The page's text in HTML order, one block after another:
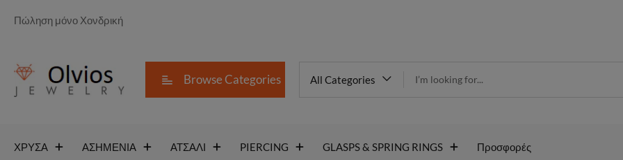
Πώληση μόνο Χονδρική
Browse Categories All Categories
ΧΡΥΣΑ ΑΣΗΜΕΝΙΑ ΑΤΣΑΛΙ PIERCING GLASPS & SPRING RINGS Προσφορές
Y02544